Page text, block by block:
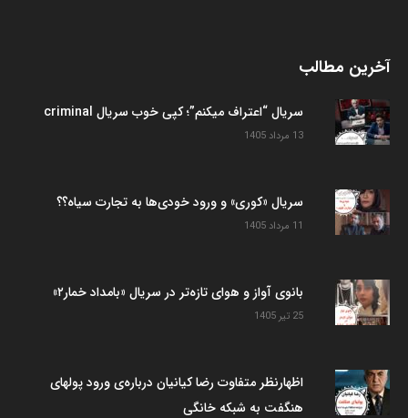
آخرین مطالب
سریال “اعتراف میکنم”؛ کپی خوب سریال criminal
13 مرداد 1405
سریال «کوری» و ورود خودی‌ها به تجارت سیاه؟؟
11 مرداد 1405
بانوی آواز و هوای تازه‌تر در سریال «بامداد خمار۲»
25 تیر 1405
اظهارنظر متفاوت رضا کیانیان درباره‌ی ورود پولهای
هنگفت به شبکه خانگی